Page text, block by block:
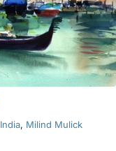
India, Milind Mulick